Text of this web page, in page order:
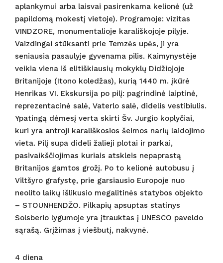
aplankymui arba laisvai pasirenkama kelionė (už
papildomą mokestį vietoje). Programoje: vizitas
VINDZORE, monumentalioje karališkojoje pilyje.
Vaizdingai stūksanti prie Temzės upės, ji yra
seniausia pasaulyje gyvenama pilis. Kaimynystėje
veikia viena iš elitiškiausių mokyklų Didžiojoje
Britanijoje (Itono koledžas), kurią 1440 m. įkūrė
Henrikas VI. Ekskursija po pilį: pagrindinė laiptinė,
reprezentacinė salė, Vaterlo salė, didelis vestibiulis.
Ypatingą dėmesį verta skirti Šv. Jurgio koplyčiai,
kuri yra antroji karališkosios šeimos narių laidojimo
vieta. Pilį supa dideli žalieji plotai ir parkai,
pasivaikščiojimas kuriais atskleis nepaprastą
Britanijos gamtos grožį. Po to kelionė autobusu į
Viltšyro grafystę, prie garsiausio Europoje nuo
neolito laikų išlikusio megalitinės statybos objekto
– STOUNHENDŽO. Pilkapių apsuptas statinys
Solsberio lygumoje yra įtrauktas į UNESCO paveldo
sąrašą. Grįžimas į viešbutį, nakvynė.
4 diena